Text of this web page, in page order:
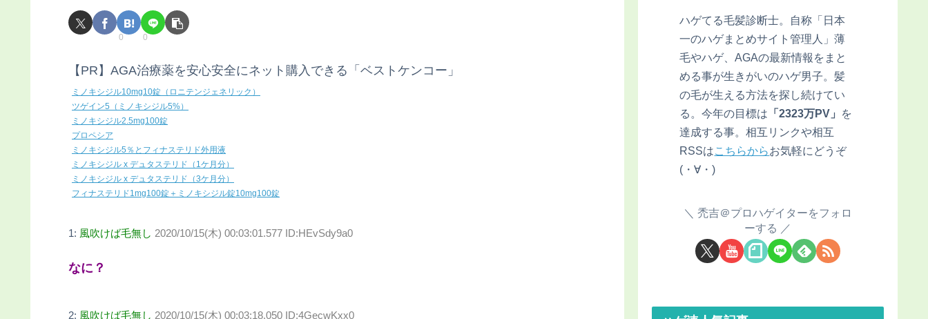
0 0
【PR】AGA治療薬を安心安全にネット購入できる「ベストケンコー」
ミノキシジル10mg10錠（ロニテンジェネリック）
ツゲイン5（ミノキシジル5%）
ミノキシジル2.5mg100錠
プロペシア
ミノキシジル5％とフィナステリド外用液
ミノキシジル x デュタステリド（1ケ月分）
ミノキシジル x デュタステリド（3ケ月分）
フィナステリド1mg100錠＋ミノキシジル錠10mg100錠
1: 風吹けば毛無し 2020/10/15(木) 00:03:01.577 ID:HEvSdy9a0
なに？
2: 風吹けば毛無し 2020/10/15(木) 00:03:18.050 ID:4GecwKxx0
ハゲてる毛髪診断士。自称「日本
一のハゲまとめサイト管理人」薄
毛やハゲ、AGAの最新情報をまと
める事が生きがいのハゲ男子。髪
の毛が生える方法を探し続けてい
る。今年の目標は 「2323万PV」 を
達成する事。相互リンクや相互
RSSはこちらからお気軽にどうぞ
(・∀・)
禿吉＠プロハゲイターをフォロ
ーする